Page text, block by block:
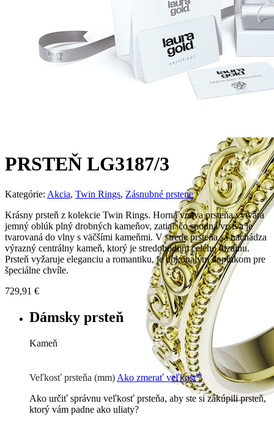
PRSTEŇ LG3187/3
Kategórie: Akcia, Twin Rings, Zásnubné prstene
Krásny prsteň z kolekcie Twin Rings. Horná vrstva prsteňa vytvára
jemný oblúk plný drobných kameňov, zatiaľ čo spodná vrstva je
tvarovaná do vlny s väčšími kameňmi. V strede prsteňa sa nachádza
výrazný centrálny kameň, ktorý je stredobodom celého dizajnu.
Prsteň vyžaruje eleganciu a romantiku, je dokonalým doplnkom pre
špeciálne chvíle.
729,91 €
Dámsky prsteň
Kameň
Briliant G-H/Si1-2
1254 €
Veľkosť prsteňa (mm) Ako zmerať veľkosť?
Ako určiť správnu veľkosť prsteňa, aby ste si zakúpili prsteň,
ktorý vám padne ako uliaty?